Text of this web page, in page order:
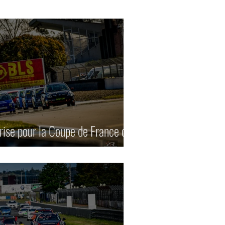
Divers
de France historique
Bol d'Or Camions
2 tours d'horloge
pour la Coupe de France des